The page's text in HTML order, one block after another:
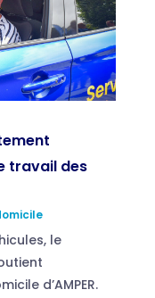
travail des
le
d’AMPER.